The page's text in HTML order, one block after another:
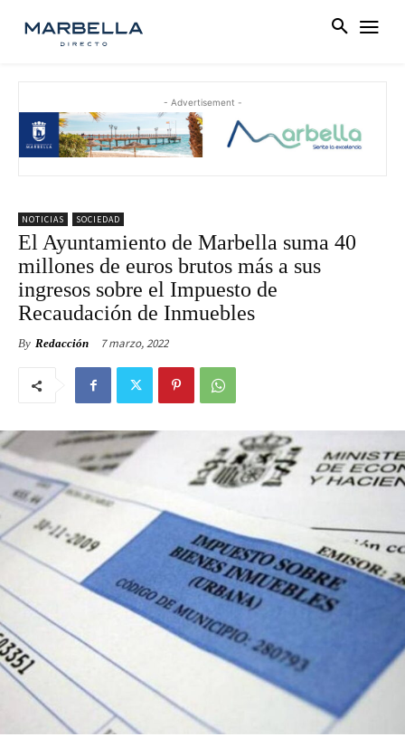
- Advertisement -
NOTICIAS SOCIEDAD
El Ayuntamiento de Marbella suma 40
millones de euros brutos más a sus
ingresos sobre el Impuesto de
Recaudación de Inmuebles
By Redacción 7 marzo, 2022